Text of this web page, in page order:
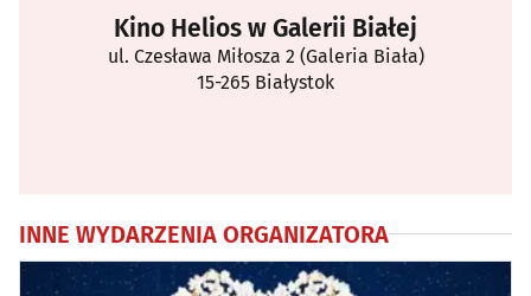
Kino Helios w Galerii Białej
ul. Czesława Miłosza 2 (Galeria Biała)
15-265 Białystok
INNE WYDARZENIA ORGANIZATORA